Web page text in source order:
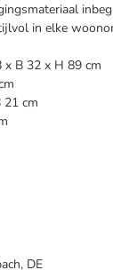
in elke
x B 32 x H 89 cm
21 cm
DE